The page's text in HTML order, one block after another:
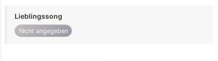
Lieblingssong
Nicht angegeben